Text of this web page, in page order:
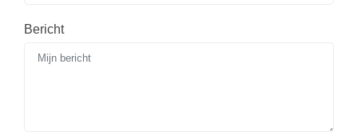
Bericht